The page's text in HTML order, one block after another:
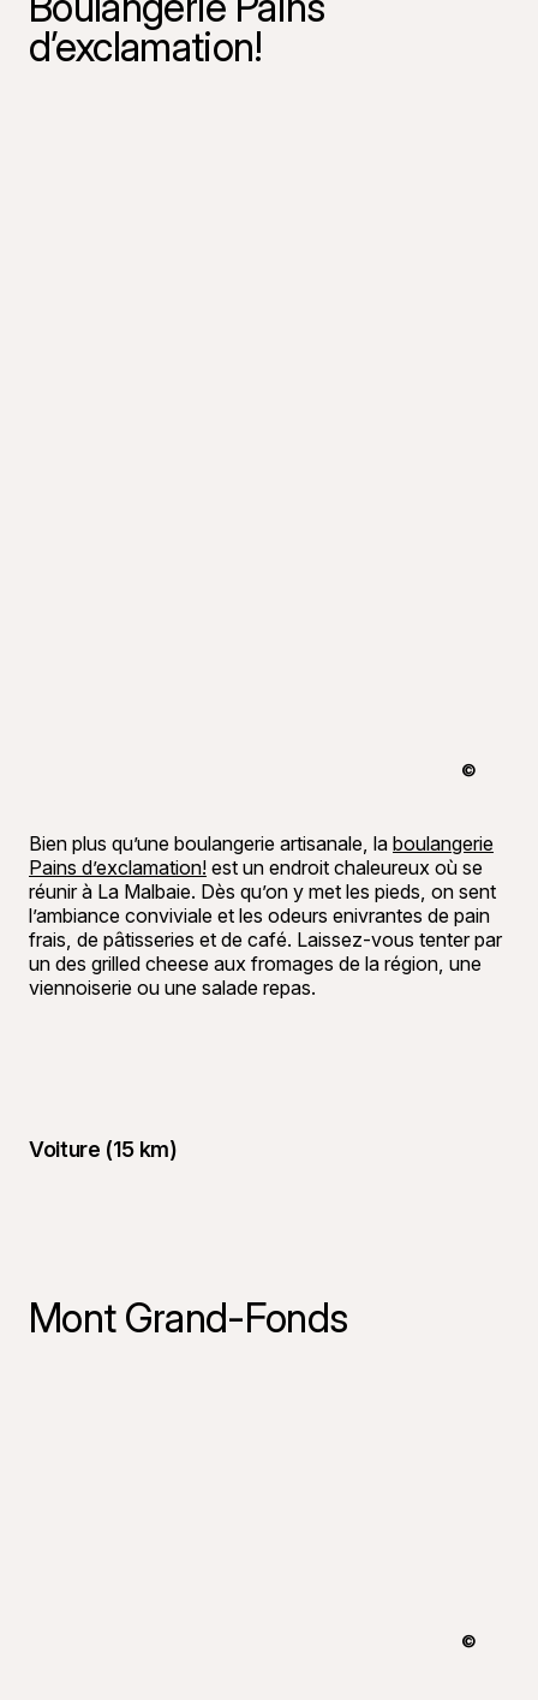
d’exclamation!
Bon
©
Bien plus qu’une boulangerie artisanale, la boulangerie
Pains d’exclamation! est un endroit chaleureux où se
réunir à La Malbaie. Dès qu’on y met les pieds, on sent
l’ambiance conviviale et les odeurs enivrantes de pain
frais, de pâtisseries et de café. Laissez-vous tenter par
un des grilled cheese aux fromages de la région, une
viennoiserie ou une salade repas.
Voiture (15 km)
Mont Grand-Fonds
Yasmeen
©